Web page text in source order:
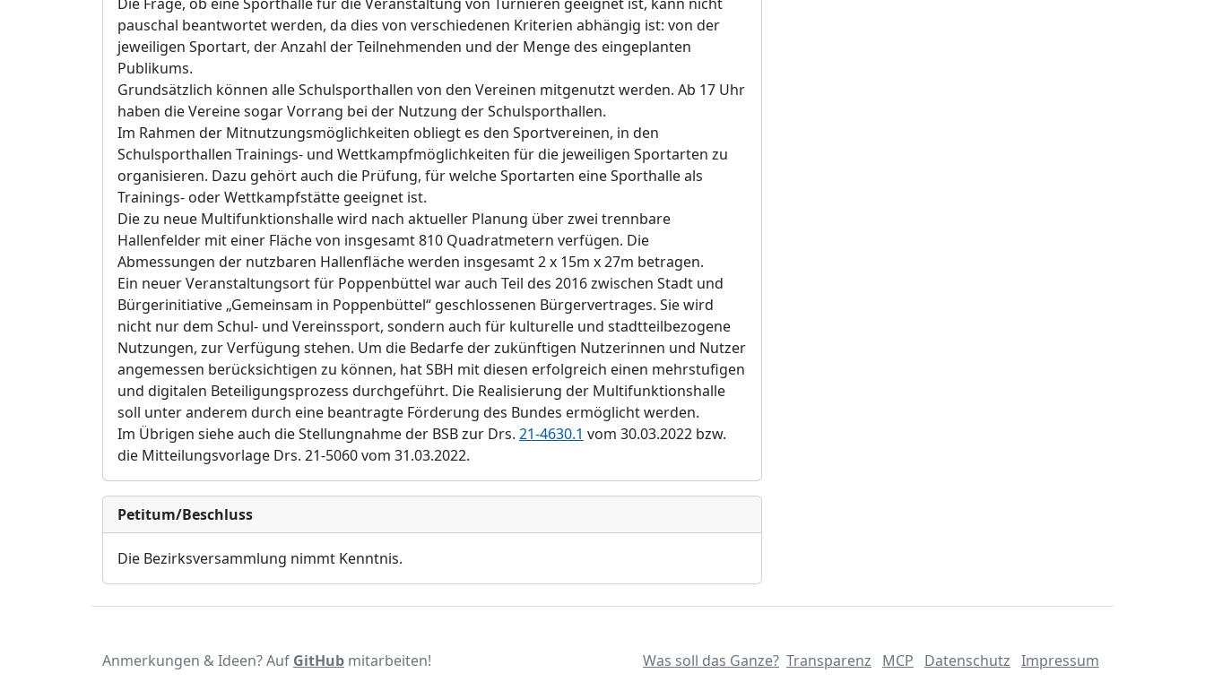
pauschal beantwortet werden, da dies von verschiedenen Kriterien abhängig ist: von der
jeweiligen Sportart, der Anzahl der Teilnehmenden und der Menge des eingeplanten
Publikums.
Grundsätzlich können alle Schulsporthallen von den Vereinen mitgenutzt werden. Ab 17 Uhr
haben die Vereine sogar Vorrang bei der Nutzung der Schulsporthallen.
Im Rahmen der Mitnutzungsmöglichkeiten obliegt es den Sportvereinen, in den
Schulsporthallen Trainings- und Wettkampfmöglichkeiten für die jeweiligen Sportarten zu
organisieren. Dazu gehört auch die Prüfung, für welche Sportarten eine Sporthalle als
Trainings- oder Wettkampfstätte geeignet ist.
Die zu neue Multifunktionshallewird nach aktueller Planung über zwei trennbare
Hallenfelder mit einer Fläche von insgesamt 810 Quadratmetern verfügen. Die
Abmessungen der nutzbaren Hallenfläche werden insgesamt 2 x 15m x 27m betragen.
Ein neuer Veranstaltungsort für Poppenbüttel war auch Teil des 2016 zwischen Stadt und
Bürgerinitiative „Gemeinsam in Poppenbüttel“ geschlossenen Bürgervertrages. Sie wird
nicht nur dem Schul- und Vereinssport, sondern auch für kulturelle und stadtteilbezogene
Nutzungen, zur Verfügung stehen. Um die Bedarfe der zukünftigen Nutzerinnen und Nutzer
angemessen berücksichtigen zu können, hat SBH mit diesen erfolgreich einen mehrstufigen
und digitalen Beteiligungsprozess durchgeführt. Die Realisierung der Multifunktionshalle
soll unter anderem durch eine beantragte Förderung des Bundes ermöglicht werden.
Im Übrigen siehe auch die Stellungnahme der BSB zur Drs. 21-4630.1 vom 30.03.2022 bzw.
die Mitteilungsvorlage Drs. 21-5060 vom 31.03.2022.
Petitum/Beschluss
Die Bezirksversammlung nimmt Kenntnis.
Was soll das Ganze? Transparenz MCP Datenschutz Impressum
Anmerkungen & Ideen? Auf GitHub mitarbeiten!